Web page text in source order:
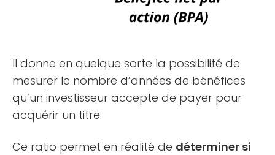
Il donne en quelque sorte la possibilité de
mesurer le nombre d’années de bénéfices
qu’un investisseur accepte de payer pour
acquérir un titre.
Ce ratio permet en réalité de déterminer si